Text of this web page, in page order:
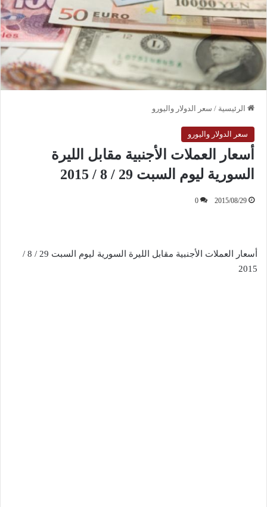
الرئيسية / سعر الدولار واليورو
سعر الدولار واليورو
أسعار العملات الأجنبية مقابل الليرة
السورية ليوم السبت 29 / 8 / 2015
2015/08/29
0
أسعار العملات الأجنبية مقابل الليرة السورية ليوم السبت 29 / 8 /
2015